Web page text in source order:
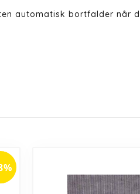
automatisk bortfalder når